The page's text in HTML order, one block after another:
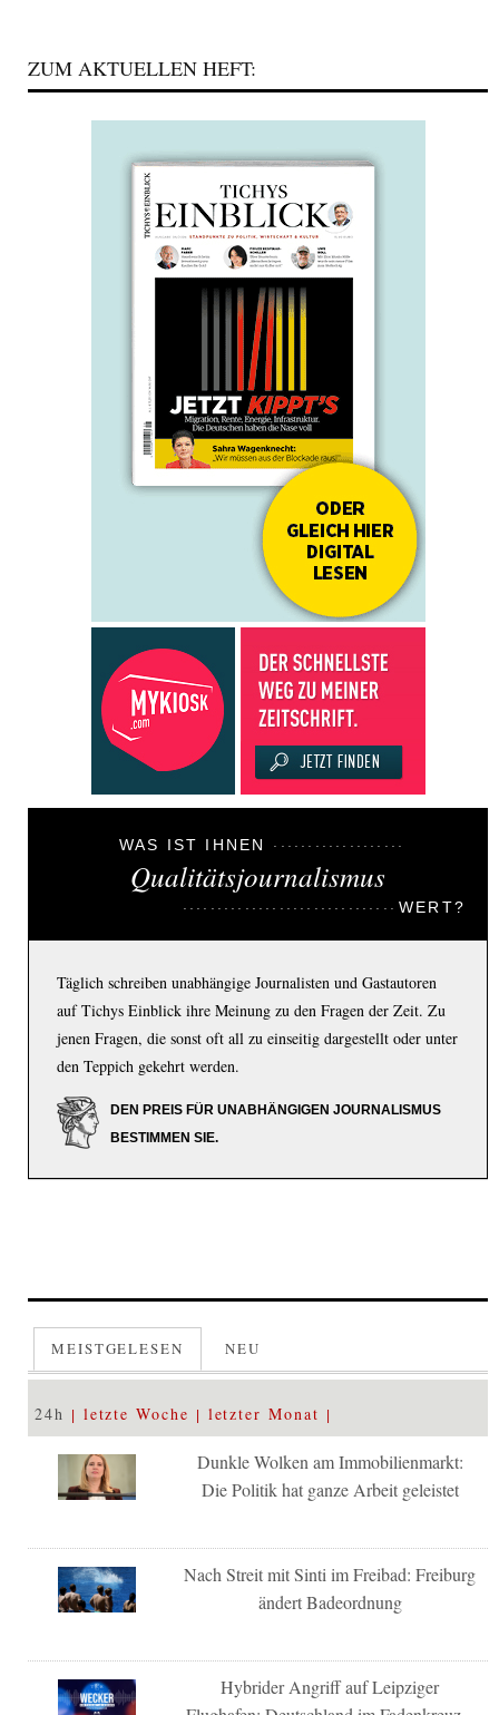
ZUM AKTUELLEN HEFT:
WAS IST IHNEN
Qualitätsjournalismus
WERT?
Täglich schreiben unabhängige Journalisten und Gastautoren
auf Tichys Einblick ihre Meinung zu den Fragen der Zeit. Zu
jenen Fragen, die sonst oft all zu einseitig dargestellt oder unter
den Teppich gekehrt werden.
DEN PREIS FÜR UNABHÄNGIGEN JOURNALISMUS
BESTIMMEN SIE.
MEISTGELESEN NEU
24h letzte Woche letzter Monat
Dunkle Wolken am Immobilienmarkt:
Die Politik hat ganze Arbeit geleistet
Nach Streit mit Sinti im Freibad: Freiburg
ändert Badeordnung
Hybrider Angriff auf Leipziger